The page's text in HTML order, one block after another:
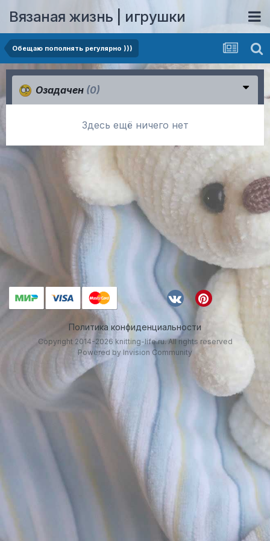
Вязаная жизнь | игрушки
Обещаю пополнять регулярно )))
Озадачен (0)
Здесь ещё ничего нет
Политика конфиденциальности
Copyright 2014-2026 knitting-life.ru. All rights reserved
Powered by Invision Community